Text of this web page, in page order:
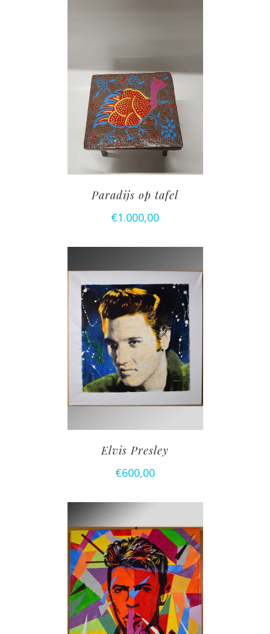
TOEVOEGEN AAN
WINKELWAGEN
Paradijs op tafel
€1.000,00
TOEVOEGEN AAN
WINKELWAGEN
Elvis Presley
€600,00
TOEVOEGEN AAN
WINKELWAGEN